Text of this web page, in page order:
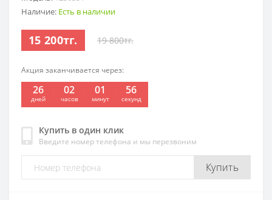
Наличие: Есть в наличии
15 200тг. 19 800тг.
Акция заканчивается через:
26
дней
02
часов
01
минут
55
секунд
Купить в один клик
Введите номер телефона и мы перезвоним
Купить